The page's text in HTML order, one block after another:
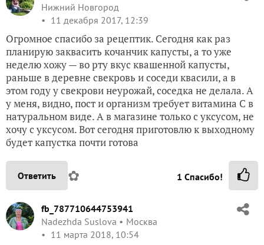
Нижний Новгород
11 декабря 2017, 12:39
Огромное спасибо за рецептик. Сегодня как раз
планирую заквасить кочанчик капусты, а то уже
неделю хожу — во рту вкус квашенной капусты,
раньше в деревне свекровь и соседи квасили, а в
этом году у свекрови неурожай, соседка не делала. А
у меня, видно, пост и организм требует витамина С в
натуральном виде. А в магазине только с уксусом, не
хочу с уксусом. Вот сегодня приготовлю к выходному
будет капустка почти готова
Ответить ✿ 1 Спасибо!
fb_787710644753941
Nadezhda Suslova
Москва
11 марта 2018, 10:54